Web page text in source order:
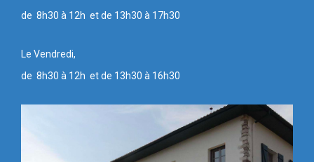
de 8h30 à 12h et de 13h30 à 17h30
Le Vendredi,
de 8h30 à 12h et de 13h30 à 16h30